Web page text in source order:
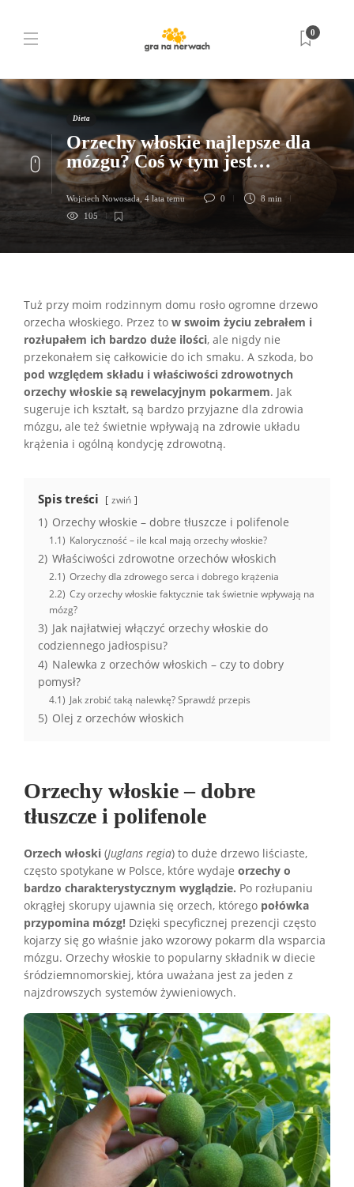
0
Dieta
Orzechy włoskie najlepsze dla
mózgu? Coś w tym jest…
Wojciech Nowosada 4 lata temu 0
8 min
105
Tuż przy moim rodzinnym domu rosło ogromne drzewo
orzecha włoskiego. Przez to w swoim życiu zebrałem i
rozłupałem ich bardzo duże ilości, ale nigdy nie
przekonałem się całkowicie do ich smaku. A szkoda, bo
pod względem składu i właściwości zdrowotnych
orzechy włoskie są rewelacyjnym pokarmem. Jak
sugeruje ich kształt, są bardzo przyjazne dla zdrowia
mózgu, ale też świetnie wpływają na zdrowie układu
krążenia i ogólną kondycję zdrowotną.
Spis treści zwiń
1) Orzechy włoskie – dobre tłuszcze i polifenole
1.1) Kaloryczność – ile kcal mają orzechy włoskie?
2) Właściwości zdrowotne orzechów włoskich
2.1) Orzechy dla zdrowego serca i dobrego krążenia
2.2) Czy orzechy włoskie faktycznie tak świetnie wpływają na
mózg?
3) Jak najłatwiej włączyć orzechy włoskie do
codziennego jadłospisu?
4) Nalewka z orzechów włoskich – czy to dobry
pomysł?
4.1) Jak zrobić taką nalewkę? Sprawdź przepis
5) Olej z orzechów włoskich
Orzechy włoskie – dobre
tłuszcze i polifenole
Orzech włoski (Juglans regia) to duże drzewo liściaste,
często spotykane w Polsce, które wydaje orzechy o
bardzo charakterystycznym wyglądzie. Po rozłupaniu
okrągłej skorupy ujawnia się orzech, którego połówka
przypomina mózg! Dzięki specyficznej prezencji często
kojarzy się go właśnie jako wzorowy pokarm dla wsparcia
mózgu. Orzechy włoskie to popularny składnik w diecie
śródziemnomorskiej, która uważana jest za jeden z
najzdrowszych systemów żywieniowych.